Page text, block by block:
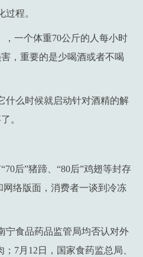
程。
一个体重70公斤的人每小时
，重要的是少喝酒或者不喝
什么时候就启动针对酒精的解
。
后”猪蹄、“80后”鸡翅等封存
网络版面，消费者一谈到冷冻
宁食品药品监管局均否认对外
7月12日，国家食药监总局、